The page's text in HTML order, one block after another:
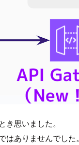
思いました。
ありませんでした。